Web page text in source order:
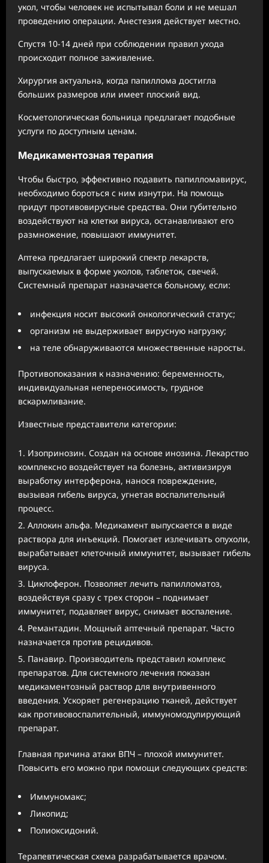
укол, чтобы человек не испытывал боли и не мешал
проведению операции. Анестезия действует местно.
Спустя 10-14 дней при соблюдении правил ухода
происходит полное заживление.
Хирургия актуальна, когда папиллома достигла
больших размеров или имеет плоский вид.
Косметологическая больница предлагает подобные
услуги по доступным ценам.
Медикаментозная терапия
Чтобы быстро, эффективно подавить папилломавирус,
необходимо бороться с ним изнутри. На помощь
придут противовирусные средства. Они губительно
воздействуют на клетки вируса, останавливают его
размножение, повышают иммунитет.
Аптека предлагает широкий спектр лекарств,
выпускаемых в форме уколов, таблеток, свечей.
Системный препарат назначается больному, если:
инфекция носит высокий онкологический статус;
организм не выдерживает вирусную нагрузку;
на теле обнаруживаются множественные наросты.
Противопоказания к назначению: беременность,
индивидуальная непереносимость, грудное
вскармливание.
Известные представители категории:
Изопринозин. Создан на основе инозина. Лекарство
комплексно воздействует на болезнь, активизируя
выработку интерферона, нанося повреждение,
вызывая гибель вируса, угнетая воспалительный
процесс.
Аллокин альфа. Медикамент выпускается в виде
раствора для инъекций. Помогает излечивать опухоли,
вырабатывает клеточный иммунитет, вызывает гибель
вируса.
Циклоферон. Позволяет лечить папилломатоз,
воздействуя сразу с трех сторон – поднимает
иммунитет, подавляет вирус, снимает воспаление.
Ремантадин. Мощный аптечный препарат. Часто
назначается против рецидивов.
Панавир. Производитель представил комплекс
препаратов. Для системного лечения показан
медикаментозный раствор для внутривенного
введения. Ускоряет регенерацию тканей, действует
как противовоспалительный, иммуномодулирующий
препарат.
Главная причина атаки ВПЧ – плохой иммунитет.
Повысить его можно при помощи следующих средств:
Иммуномакс;
Ликопид;
Полиоксидоний.
Терапевтическая схема разрабатывается врачом.